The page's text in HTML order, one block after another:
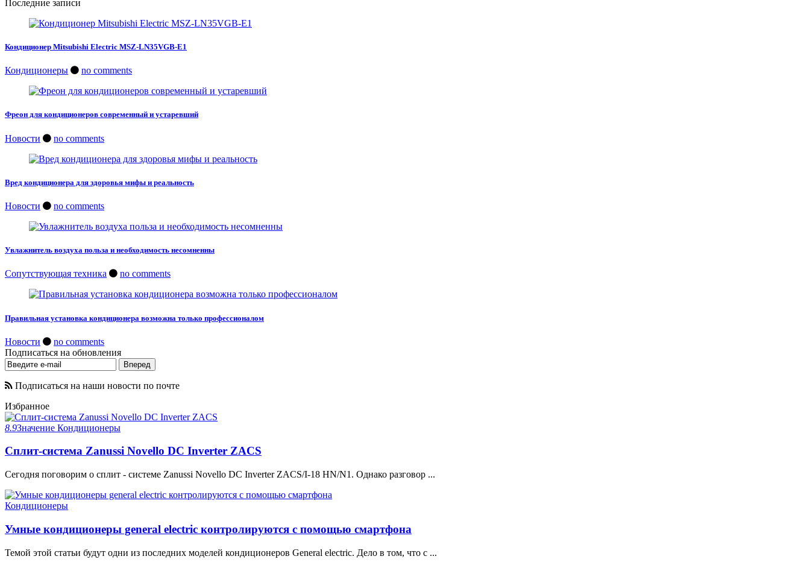
Последние записи
Кондиционер Mitsubishi Electric MSZ-LN35VGB-E1
Кондиционеры no comments
Фреон для кондиционеров современный и устаревший
Новости no comments
Вред кондиционера для здоровья мифы и реальность
Новости no comments
Увлажнитель воздуха польза и необходимость несомненны
Сопутствующая техника no comments
Правильная установка кондиционера возможна только профессионалом
Новости
no comments
Подписаться на обновления
Подписаться на наши новости по почте
Избранное
8.9Значение Кондиционеры
Сплит-система Zanussi Novello DC Inverter ZACS
Сегодня поговорим о сплит - системе Zanussi Novello DC Inverter ZACS/I-18 HN/N1. Однако разговор ...
Кондиционеры
Умные кондиционеры general electric контролируются с помощью смартфона
Темой этой статьи будут одни из последних моделей кондиционеров General electric. Дело в том, что с ...